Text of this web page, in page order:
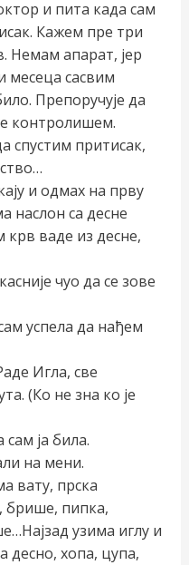
и пита када сам
Кажем пре три
Немам апарат, јер
месеца сасвим
Препоручује да
контролишем.
спустим притисак,
и одмах на прву
наслон са десне
ваде из десне,
чуо да се зове
успела да нађем
Игла, све
(Ко не зна ко је
ја била.
на мени.
вату, прска
брише, пипка,
узима иглу и
хопа, цупа,